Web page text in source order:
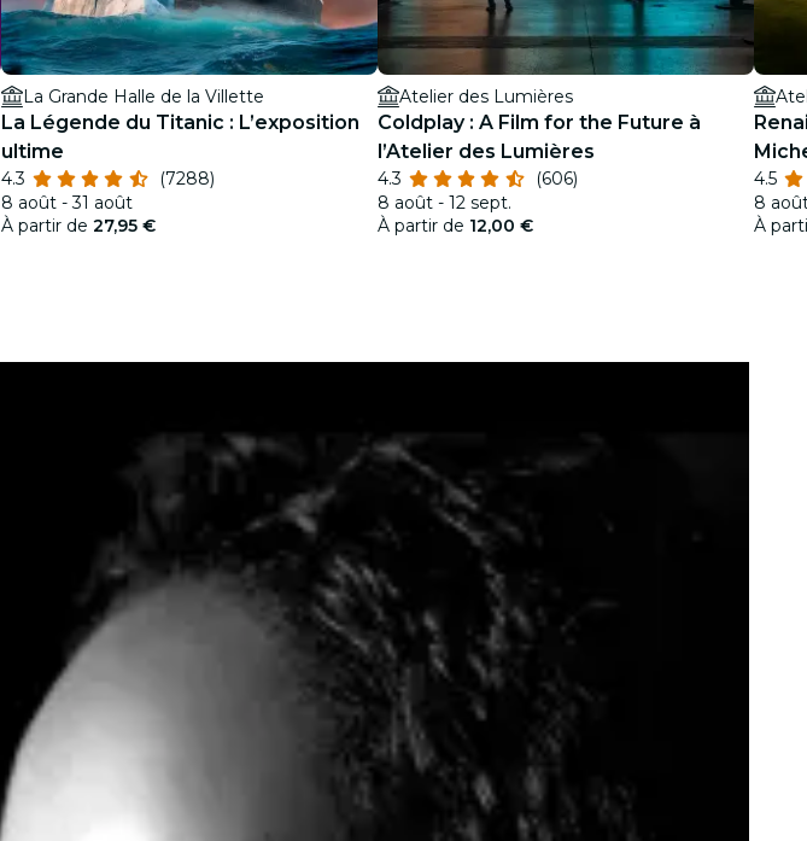
La Grande Halle de la Villette
La Légende du Titanic : L’exposition
ultime
4.3
(7288)
8 août - 31 août
À partir de 27,95 €
Atelier des Lumières
Coldplay : A Film for the Future à
l’Atelier des Lumières
4.3
(606)
8 août - 12 sept.
À partir de 12,00 €
4.5
8
À